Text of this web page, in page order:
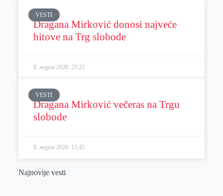
VESTI
Dragana Mirković donosi najveće
hitove na Trg slobode
8. avgust 2026. 23:22
VESTI
Dragana Mirković večeras na Trgu
slobode
8. avgust 2026. 15:45
Najnovije vesti